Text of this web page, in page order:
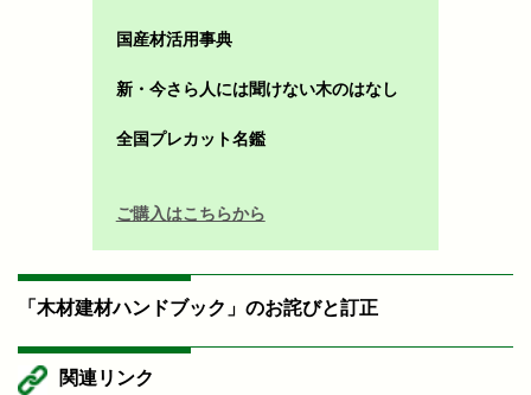
国産材活用事典
新・今さら人には聞けない木のはなし
全国プレカット名鑑
ご購入はこちらから
「木材建材ハンドブック」のお詫びと訂正
関連リンク